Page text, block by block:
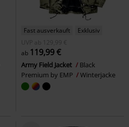
Fast ausverkauft
Exklusiv
UVP
ab
129,99 €
ab 119,99 €
Army Field Jacket
Black
Premium by EMP
Winterjacke